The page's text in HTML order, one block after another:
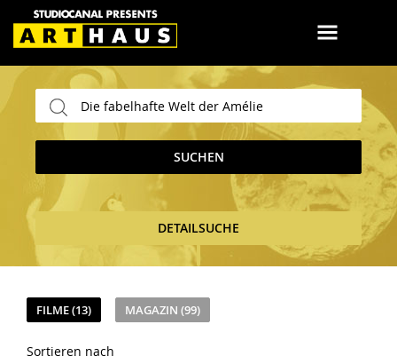
SUCHEN
DETAILSUCHE
FILME (13) MAGAZIN (99)
Sortieren nach